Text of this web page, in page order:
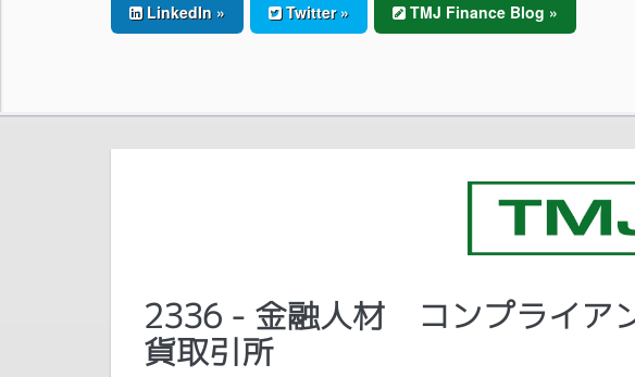
LinkedIn » Twitter » TMJ Finance Blog »
2336 - 金融人材 コンプライア
貨取引所